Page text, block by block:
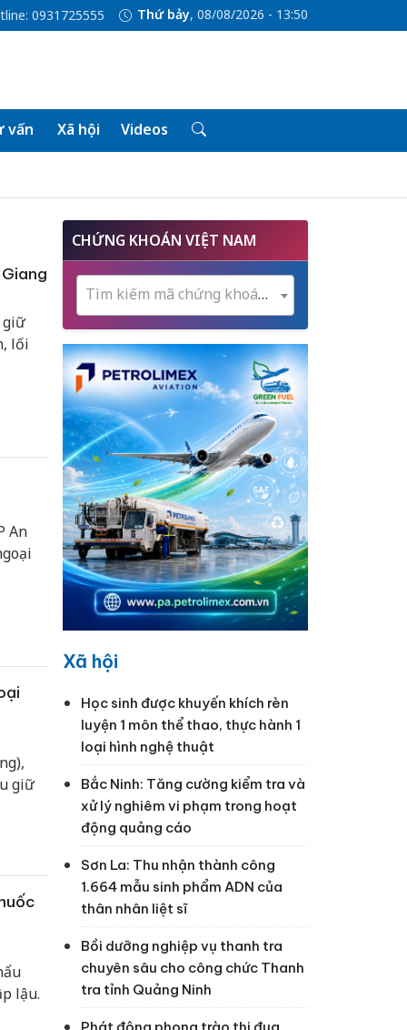
0931725555 Thứ bảy, 08/08/2026 - 13:50
vấn Xã hội Videos
giữ
lối
An
giữ
lậu.
CHỨNG KHOÁN VIỆT NAM
Tìm kiếm mã chứng khoán...
Xã hội
Học sinh được khuyến khích rèn
luyện 1 môn thể thao, thực hành 1
loại hình nghệ thuật
Bắc Ninh: Tăng cường kiểm tra và
xử lý nghiêm vi phạm trong hoạt
động quảng cáo
Sơn La: Thu nhận thành công
1.664 mẫu sinh phẩm ADN của
thân nhân liệt sĩ
Bồi dưỡng nghiệp vụ thanh tra
chuyên sâu cho công chức Thanh
tra tỉnh Quảng Ninh